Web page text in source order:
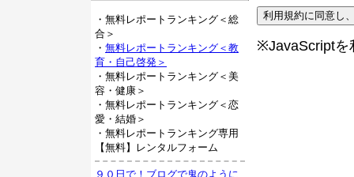
※JavaScriptを
・無料レポートランキング＜総
合＞
・ 無料レポートランキング＜教
育・自己啓発＞
・無料レポートランキング＜美
容・健康＞
・無料レポートランキング＜恋
愛・結婚＞
・無料レポートランキング専用
【無料】レンタルフォーム
９０日で！ブログで鬼のように